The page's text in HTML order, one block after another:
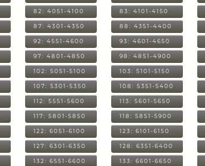
82: 4051-4100 83: 4101-4150
87: 4301-4350 88: 4351-4400
92: 4551-4600 93: 4601-4650
97: 4801-4850 98: 4851-4900
102: 5051-5100 103: 5101-5150
107: 5301-5350 108: 5351-5400
112: 5551-5600 113: 5601-5650
117: 5801-5850 118: 5851-5900
122: 6051-6100 123: 6101-6150
127: 6301-6350 128: 6351-6400
132: 6551-6600 133: 6601-6650